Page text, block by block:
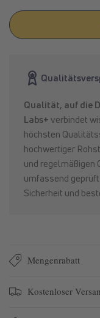
Qualität, auf die
Labs+ verbindet
höchsten
hochwertiger
und regelmäßigen
umfassend
Sicherheit und
Mengenrabatt
Kostenloser